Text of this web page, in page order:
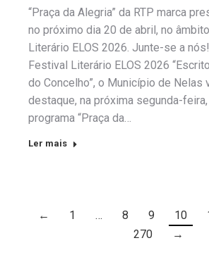
“Praça da Alegria” da RTP marca
no próximo dia 20 de abril, no
Literário ELOS 2026. Junte-se a
Festival Literário ELOS 2026
do Concelho”, o Município de Nelas
destaque, na próxima segunda-
programa “Praça da…
Ler mais
← 1 … 8 9 10
270
→